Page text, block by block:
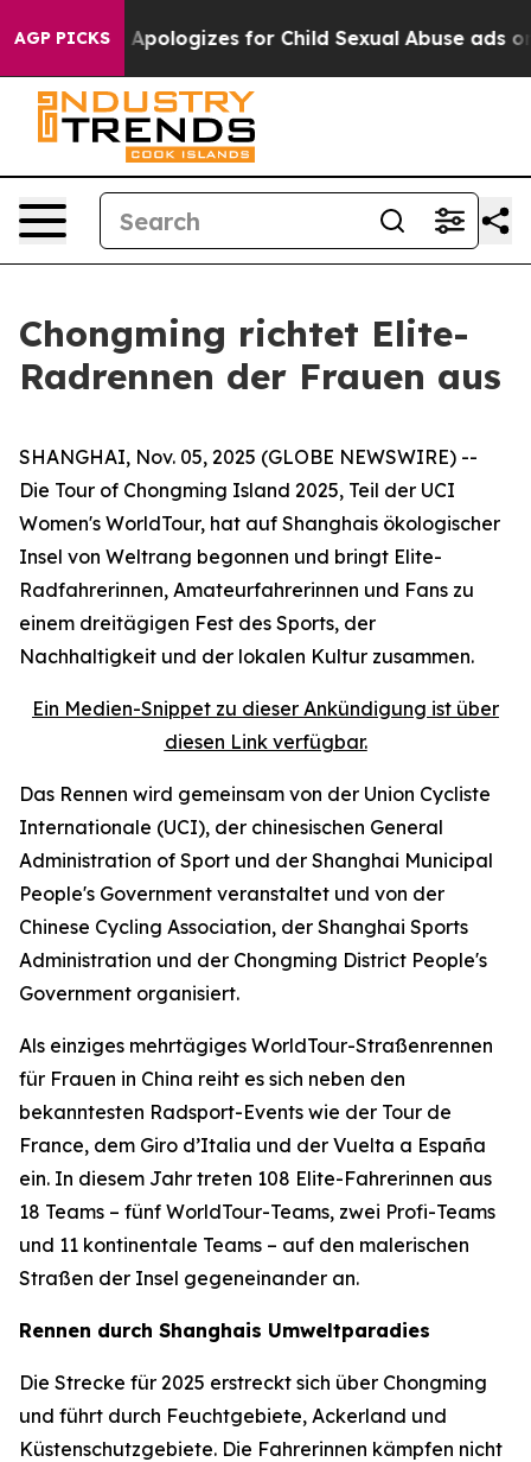
AGP PICKSApologizes for Child Sexual Abuse ads on
Chongming richtet Elite-
Radrennen der Frauen aus
SHANGHAI, Nov. 05, 2025 (GLOBE NEWSWIRE) --
Die Tour of Chongming Island 2025, Teil der UCI
Women's WorldTour, hat auf Shanghais ökologischer
Insel von Weltrang begonnen und bringt Elite-
Radfahrerinnen, Amateurfahrerinnen und Fans zu
einem dreitägigen Fest des Sports, der
Nachhaltigkeit und der lokalen Kultur zusammen.
Ein Medien-Snippet zu dieser Ankündigung ist über
diesen Link verfügbar.
Das Rennen wird gemeinsam von der Union Cycliste
Internationale (UCI), der chinesischen General
Administration of Sport und der Shanghai Municipal
People's Government veranstaltet und von der
Chinese Cycling Association, der Shanghai Sports
Administration und der Chongming District People's
Government organisiert.
Als einziges mehrtägiges WorldTour-Straßenrennen
für Frauen in China reiht es sich neben den
bekanntesten Radsport-Events wie der Tour de
France, dem Giro d’Italia und der Vuelta a España
ein. In diesem Jahr treten 108 Elite-Fahrerinnen aus
18 Teams – fünf WorldTour-Teams, zwei Profi-Teams
und 11 kontinentale Teams – auf den malerischen
Straßen der Insel gegeneinander an.
Rennen durch Shanghais Umweltparadies
Die Strecke für 2025 erstreckt sich über Chongming
und führt durch Feuchtgebiete, Ackerland und
Küstenschutzgebiete. Die Fahrerinnen kämpfen nicht